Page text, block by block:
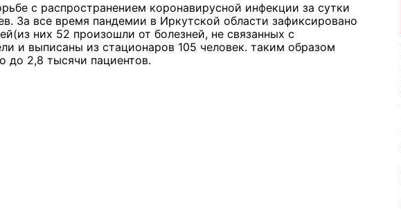
с распространением коронавирусной инфекции за сутки
За все время пандемии в Иркутской области зафиксировано
них 52 произошли от болезней, не связанных с
и выписаны из стационаров 105 человек. таким образом
до 2,8 тысячи пациентов.